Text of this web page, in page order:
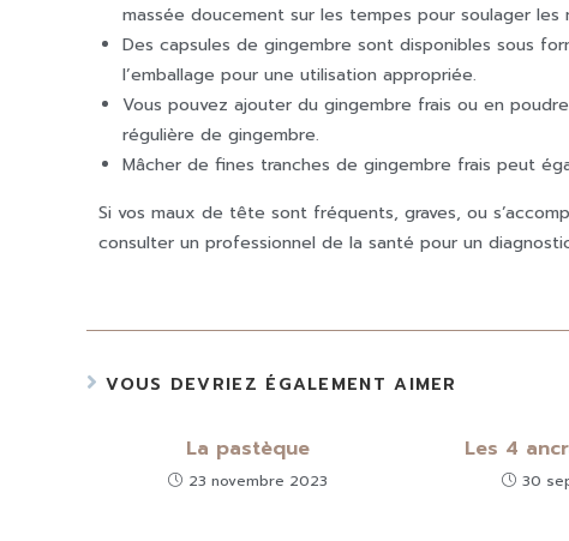
massée doucement sur les tempes pour soulager
Des capsules de gingembre sont disponibles sous
l’emballage pour une utilisation appropriée.
Vous pouvez ajouter du gingembre frais ou en
régulière de gingembre.
Mâcher de fines tranches de gingembre frais peut
Si vos maux de tête sont fréquents, graves, ou
consulter un professionnel de la santé pour un
VOUS DEVRIEZ ÉGALEMENT AIMER
La pastèque
23 novembre 2023
Les 4
30